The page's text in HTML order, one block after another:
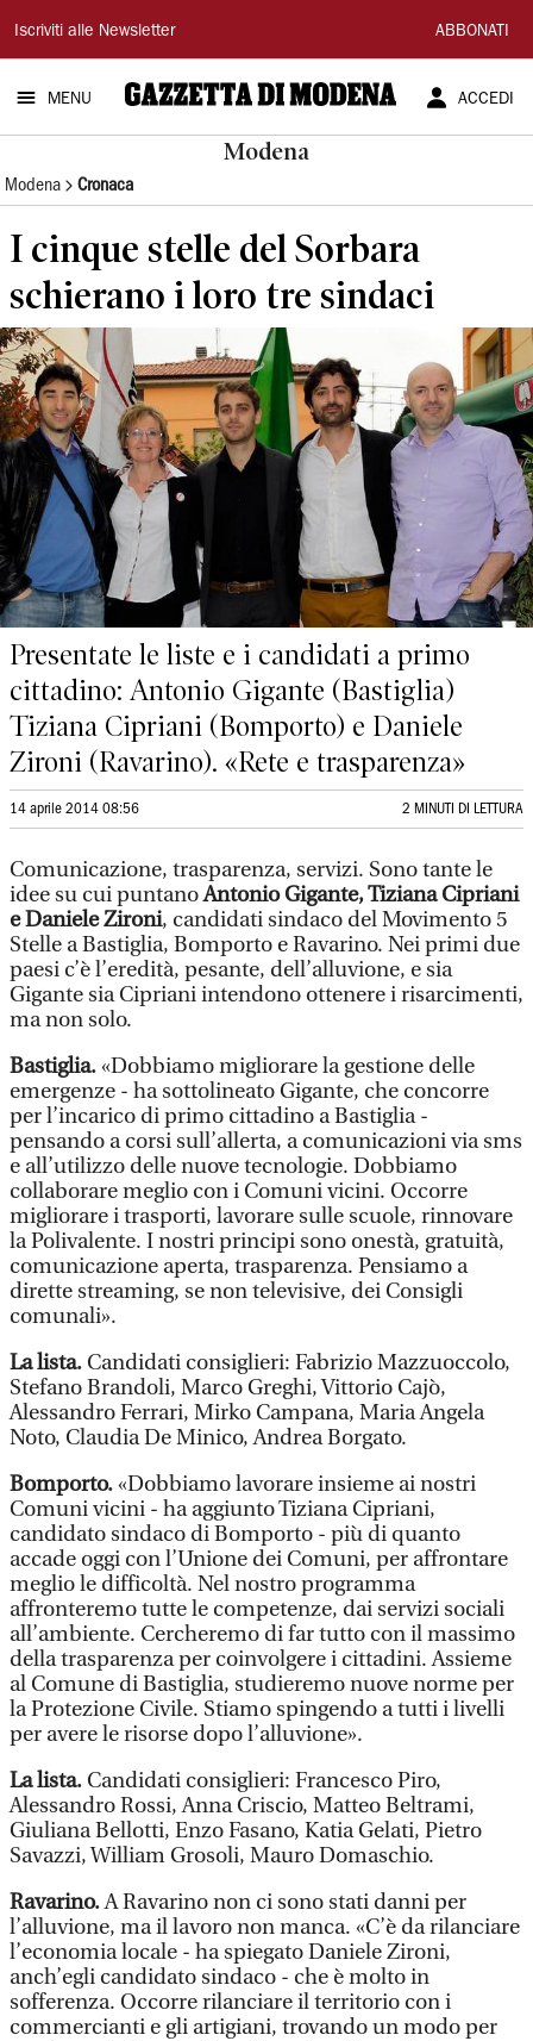
Gazzetta
di
Modena
Iscriviti alle Newsletter ABBONATI
MENU ACCEDI
Modena
Modena Cronaca
I cinque stelle del Sorbara
schierano i loro tre sindaci
Presentate le liste e i candidati a primo
cittadino: Antonio Gigante (Bastiglia)
Tiziana Cipriani (Bomporto) e Daniele
Zironi (Ravarino). «Rete e trasparenza»
14 aprile 2014 08:56 2 MINUTI DI LETTURA
Comunicazione, trasparenza, servizi. Sono tante le
idee su cui puntanoAntonio Gigante, Tiziana Cipriani
e Daniele Zironi, candidati sindaco del Movimento 5
Stelle a Bastiglia, Bomporto e Ravarino. Nei primi due
paesi c’è l’eredità, pesante, dell’alluvione, e sia
Gigante sia Cipriani intendono ottenere i risarcimenti,
ma non solo.
Bastiglia.«Dobbiamo migliorare la gestione delle
emergenze - ha sottolineato Gigante, che concorre
per l’incarico di primo cittadino a Bastiglia -
pensando a corsi sull’allerta, a comunicazioni via sms
e all’utilizzo delle nuove tecnologie. Dobbiamo
collaborare meglio con i Comuni vicini. Occorre
migliorare i trasporti, lavorare sulle scuole, rinnovare
la Polivalente. I nostri principi sono onestà, gratuità,
comunicazione aperta, trasparenza. Pensiamo a
dirette streaming, se non televisive, dei Consigli
comunali».
La lista. Candidati consiglieri: Fabrizio Mazzuoccolo,
Stefano Brandoli, Marco Greghi, Vittorio Cajò,
Alessandro Ferrari, Mirko Campana, Maria Angela
Noto, Claudia De Minico, Andrea Borgato.
Bomporto.«Dobbiamo lavorare insieme ai nostri
Comuni vicini - ha aggiunto Tiziana Cipriani,
candidato sindaco di Bomporto - più di quanto
accade oggi con l’Unione dei Comuni, per affrontare
meglio le difficoltà. Nel nostro programma
affronteremo tutte le competenze, dai servizi sociali
all’ambiente. Cercheremo di far tutto con il massimo
della trasparenza per coinvolgere i cittadini. Assieme
al Comune di Bastiglia, studieremo nuove norme per
la Protezione Civile. Stiamo spingendo a tutti i livelli
per avere le risorse dopo l’alluvione».
La lista. Candidati consiglieri: Francesco Piro,
Alessandro Rossi, Anna Criscio, Matteo Beltrami,
Giuliana Bellotti, Enzo Fasano, Katia Gelati, Pietro
Savazzi, William Grosoli, Mauro Domaschio.
Ravarino.A Ravarino non ci sono stati danni per
l’alluvione, ma il lavoro non manca. «C’è da rilanciare
l’economia locale - ha spiegato Daniele Zironi,
anch’egli candidato sindaco - che è molto in
sofferenza. Occorre rilanciare il territorio con i
commercianti e gli artigiani, trovando un modo per